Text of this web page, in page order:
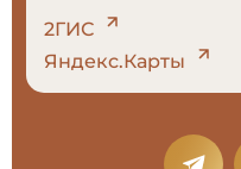
2ГИС
Яндекс.Карты